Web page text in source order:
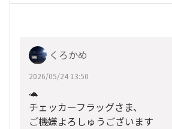
くろかめ
2026/05/24 13:50
🐢
チェッカーフラッグさま、
ご機嫌よろしゅうございます